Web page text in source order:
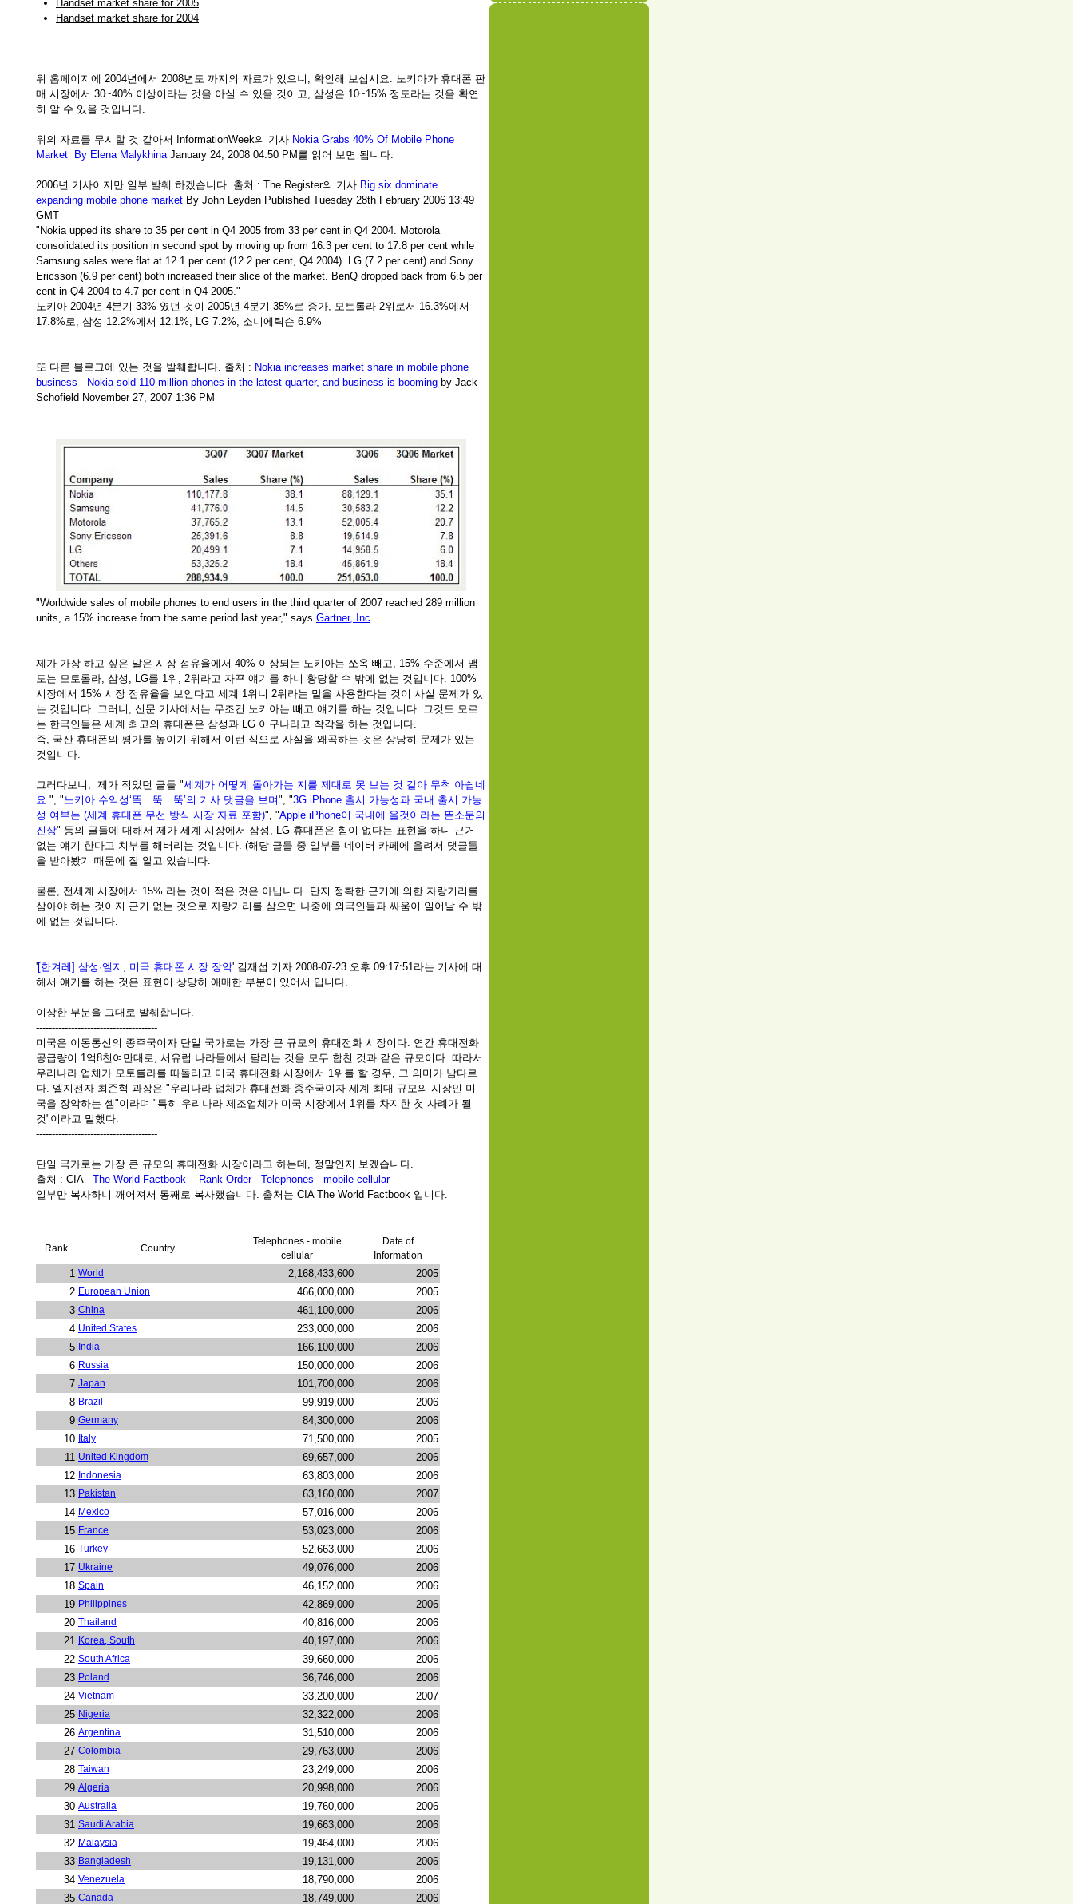
Handset market share for 2005
Handset market share for 2004
위 홈페이지에 2004년에서 2008년도 까지의 자료가 있으니, 확인해 보십시요. 노키아가 휴대폰 판
매 시장에서 30~40% 이상이라는 것을 아실 수 있을 것이고, 삼성은 10~15% 정도라는 것을 확연
히 알 수 있을 것입니다.
위의 자료를 무시할 것 같아서 InformationWeek의 기사 Nokia Grabs 40% Of Mobile Phone
Market By Elena MalykhinaJanuary 24, 2008 04:50 PM를 읽어 보면 됩니다.
2006년 기사이지만 일부 발췌 하겠습니다. 출처 : The Register의 기사 Big six dominate
expanding mobile phone market By John Leyden Published Tuesday 28th February 2006 13:49
GMT
"Nokia upped its share to 35 per cent in Q4 2005 from 33 per cent in Q4 2004. Motorola
consolidated its position in second spot by moving up from 16.3 per cent to 17.8 per cent while
Samsung sales were flat at 12.1 per cent (12.2 per cent, Q4 2004). LG (7.2 per cent) and Sony
Ericsson (6.9 per cent) both increased their slice of the market. BenQ dropped back from 6.5 per
cent in Q4 2004 to 4.7 per cent in Q4 2005."
노키아 2004년 4분기 33% 였던 것이 2005년 4분기 35%로 증가, 모토롤라 2위로서 16.3%에서
17.8%로, 삼성 12.2%에서 12.1%, LG 7.2%, 소니에릭슨 6.9%
또 다른 블로그에 있는 것을 발췌합니다. 출처 : Nokia increases market share in mobile phone
business - Nokia sold 110 million phones in the latest quarter, and business is booming by Jack
Schofield November 27, 2007 1:36 PM
"Worldwide sales of mobile phones to end users in the third quarter of 2007 reached 289 million
units, a 15% increase from the same period last year," says Gartner, Inc.
제가 가장 하고 싶은 말은 시장 점유율에서 40% 이상되는 노키아는 쏘옥 빼고, 15% 수준에서 맴
도는 모토롤라, 삼성, LG를 1위, 2위라고 자꾸 얘기를 하니 황당할 수 밖에 없는 것입니다. 100%
시장에서 15% 시장 점유율을 보인다고 세계 1위니 2위라는 말을 사용한다는 것이 사실 문제가 있
는 것입니다. 그러니, 신문 기사에서는 무조건 노키아는 빼고 얘기를 하는 것입니다. 그것도 모르
는 한국인들은 세계 최고의 휴대폰은 삼성과 LG 이구나라고 착각을 하는 것입니다.
즉, 국산 휴대폰의 평가를 높이기 위해서 이런 식으로 사실을 왜곡하는 것은 상당히 문제가 있는
것입니다.
그러다보니, 제가 적었던 글들 "세계가 어떻게 돌아가는 지를 제대로 못 보는 것 같아 무척 아쉽네
요.", "노키아 수익성‘뚝…뚝…뚝’의 기사 댓글을 보며", "3G iPhone 출시 가능성과 국내 출시 가능
성 여부는 (세계 휴대폰 무선 방식 시장 자료 포함)", "Apple iPhone이 국내에 올것이라는 뜬소문의
진상" 등의 글들에 대해서 제가 세계 시장에서 삼성, LG 휴대폰은 힘이 없다는 표현을 하니 근거
없는 얘기 한다고 치부를 해버리는 것입니다. (해당 글들 중 일부를 네이버 카페에 올려서 댓글들
을 받아봤기 때문에 잘 알고 있습니다.
물론, 전세계 시장에서 15% 라는 것이 적은 것은 아닙니다. 단지 정확한 근거에 의한 자랑거리를
삼아야 하는 것이지 근거 없는 것으로 자랑거리를 삼으면 나중에 외국인들과 싸움이 일어날 수 밖
에 없는 것입니다.
'[한겨레] 삼성·엘지, 미국 휴대폰 시장 장악' 김재섭 기자 2008-07-23 오후 09:17:51라는 기사에 대
해서 얘기를 하는 것은 표현이 상당히 애매한 부분이 있어서 입니다.
이상한 부분을 그대로 발췌합니다.
--------------------------------------
미국은 이동통신의 종주국이자 단일 국가로는 가장 큰 규모의 휴대전화 시장이다. 연간 휴대전화
공급량이 1억8천여만대로, 서유럽 나라들에서 팔리는 것을 모두 합친 것과 같은 규모이다. 따라서
우리나라 업체가 모토롤라를 따돌리고 미국 휴대전화 시장에서 1위를 할 경우, 그 의미가 남다르
다. 엘지전자 최준혁 과장은 "우리나라 업체가 휴대전화 종주국이자 세계 최대 규모의 시장인 미
국을 장악하는 셈"이라며 "특히 우리나라 제조업체가 미국 시장에서 1위를 차지한 첫 사례가 될
것"이라고 말했다.
--------------------------------------
단일 국가로는 가장 큰 규모의 휴대전화 시장이라고 하는데, 정말인지 보겠습니다.
출처 : CIA - The World Factbook -- Rank Order - Telephones - mobile cellular
일부만 복사하니 깨어져서 통째로 복사했습니다. 출처는 CIA The World Factbook 입니다.
Rank Country
Telephones - mobile
cellular
Date of
Information
1 World 2,168,433,600
2005
2 European Union 466,000,000
2005
3 China 461,100,000
2006
4 United States 233,000,000
2006
5 India 166,100,000
2006
6 Russia 150,000,000
2006
7 Japan 101,700,000
2006
8 Brazil 99,919,000
2006
9 Germany 84,300,000
2006
10 Italy 71,500,000
2005
11 United Kingdom 69,657,000
2006
12 Indonesia 63,803,000
2006
13 Pakistan 63,160,000
2007
14 Mexico 57,016,000
2006
15 France 53,023,000
2006
16 Turkey 52,663,000
2006
17 Ukraine 49,076,000
2006
18 Spain 46,152,000
2006
19 Philippines 42,869,000
2006
20 Thailand 40,816,000
2006
21 Korea, South 40,197,000
2006
22 South Africa 39,660,000
2006
23 Poland 36,746,000
2006
24 Vietnam 33,200,000
2007
25 Nigeria 32,322,000
2006
26 Argentina 31,510,000
2006
27 Colombia 29,763,000
2006
28 Taiwan 23,249,000
2006
29 Algeria 20,998,000
2006
30 Australia 19,760,000
2006
31 Saudi Arabia 19,663,000
2006
32 Malaysia 19,464,000
2006
33 Bangladesh 19,131,000
2006
34 Venezuela 18,790,000
2006
35 Canada 18,749,000 2006